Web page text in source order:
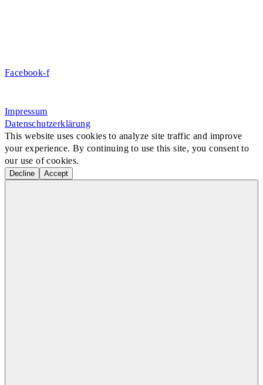
Facebook-f
Impressum
Datenschutzerklärung
This website uses cookies to analyze site traffic and improve
your experience. By continuing to use this site, you consent to
our use of cookies.
Decline Accept